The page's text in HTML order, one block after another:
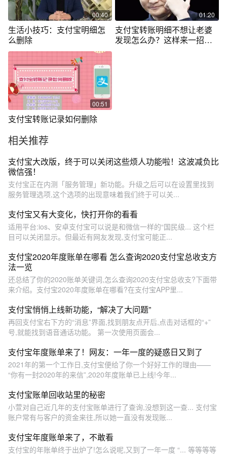
00:40
生活小技巧：支付宝明细怎
么删除
01:20
支付宝转账明细不想让老婆
发现怎么办？这样来一招，
00:51
支付宝转账记录如何删除
相关推荐
支付宝大改版，终于可以关闭这些烦人功能啦！这波减负比
微信强！
支付宝正在内测「服务管理」新功能。升级之后可以在设置里找到
服务管理选项,这个选项的出现意味着我们终于可以关...
支付宝又有大变化，快打开你的看看
适用平台:ios、安卓支付宝可以说是和微信一样的“国民级... 这个栏
目可以关闭显示。但最近有网友发现,支付宝可能正...
支付宝2020年度账单在哪看 怎么查询2020支付宝总收支方
法一览
还总结了你的2020账单关键词,怎么查询2020支付宝总收支?下面带
来介绍。支付宝2020年度账单在哪看?在支付宝APP里...
支付宝悄悄上线新功能，“解决了大问题”
再回支付宝右下方的“消息”界面,找到朋友点开后,点击对话框的“+”
号,就能找到语音通话功能。 第一次使用页面会...
支付宝年度账单来了！网友：一年一度的疑惑日又到了
2021年的第一个工作日,支付宝便给了你一个好好工作的理由——
“你有一封2020年的来信”,2020年度账单已上线!今年...
支付宝账单回收站里的秘密
小萱对自己近几年的支付宝账单进行了查询,没想到这一查... 支付宝
账户常有与客户的资金来往,所以她一直没有发现账...
支付宝年度账单来了，不敢看
支付宝的年账单终于出炉了!怎么说呢,又到了一年一度 “... 等等等等